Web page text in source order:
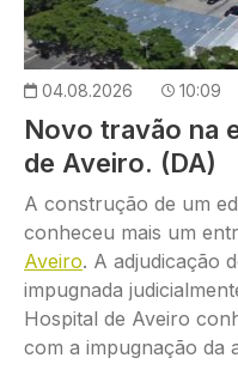
04.08.2026 10:09
Novo travão na
de Aveiro. (DA)
A construção de um
conheceu mais um
Aveiro. A adjudicação
impugnada
Hospital de Aveiro
com a impugnação da